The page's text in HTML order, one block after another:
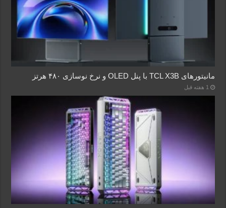
مانیتورهای TCL X3B با پنل OLED و نرخ نوسازی ۴۸۰ هرتز
1 هفته قبل